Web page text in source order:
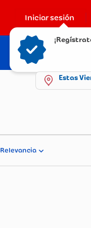
Iniciar sesión
Solicita tu Tarjeta
Estas
Relevancia